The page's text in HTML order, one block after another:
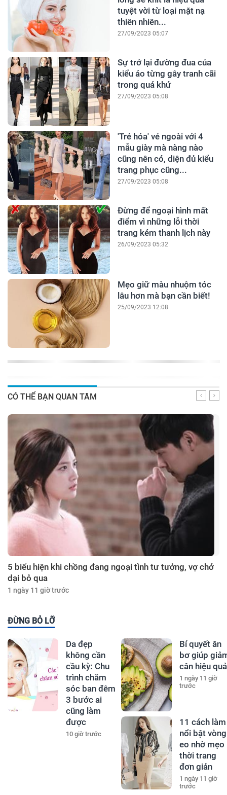
tuyệt vời từ loại mặt nạ
thiên nhiên...
27/09/2023 05:07
Sự trở lại đường đua của
kiểu áo từng gây tranh cãi
trong quá khứ
27/09/2023 05:08
'Trẻ hóa' vẻ ngoài với 4
mẫu giày mà nàng nào
cũng nên có, diện đủ kiểu
trang phục cũng...
27/09/2023 05:08
Đừng để ngoại hình mất
điểm vì những lỗi thời
trang kém thanh lịch này
26/09/2023 05:32
Mẹo giữ màu nhuộm tóc
lâu hơn mà bạn cần biết!
25/09/2023 12:08
CÓ THỂ BẠN QUAN TÂM
5 biểu hiện khi chồng đang ngoại tình tư tưởng, vợ chớ
dại bỏ qua
1 ngày 11 giờ trước
ĐỪNG BỎ LỠ
Da đẹp
không cần
cầu kỳ: Chu
trình chăm
sóc ban đêm
3 bước ai
cũng làm
được
10 giờ trước
Bí quyết ăn
bơ giúp
cân hiệu quả
1 ngày 11 giờ
trước
11 cách làm
nổi bật vòng
eo nhờ mẹo
thời trang
đơn giản
1 ngày 11 giờ
trước